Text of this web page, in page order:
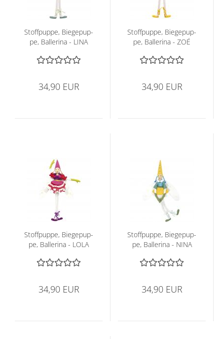
Stoff­pup­pe, Bie­ge­pup­
pe, Bal­le­ri­na - LINA
34,90 EUR
Stoff­pup­pe, Bie­ge­pup­
pe, Bal­le­ri­na - ZOÉ
34,90 EUR
Stoff­pup­pe, Bie­ge­pup­
pe, Bal­le­ri­na - LOLA
34,90 EUR
Stoff­pup­pe, Bie­ge­pup­
pe, Bal­le­ri­na - NINA
34,90 EUR